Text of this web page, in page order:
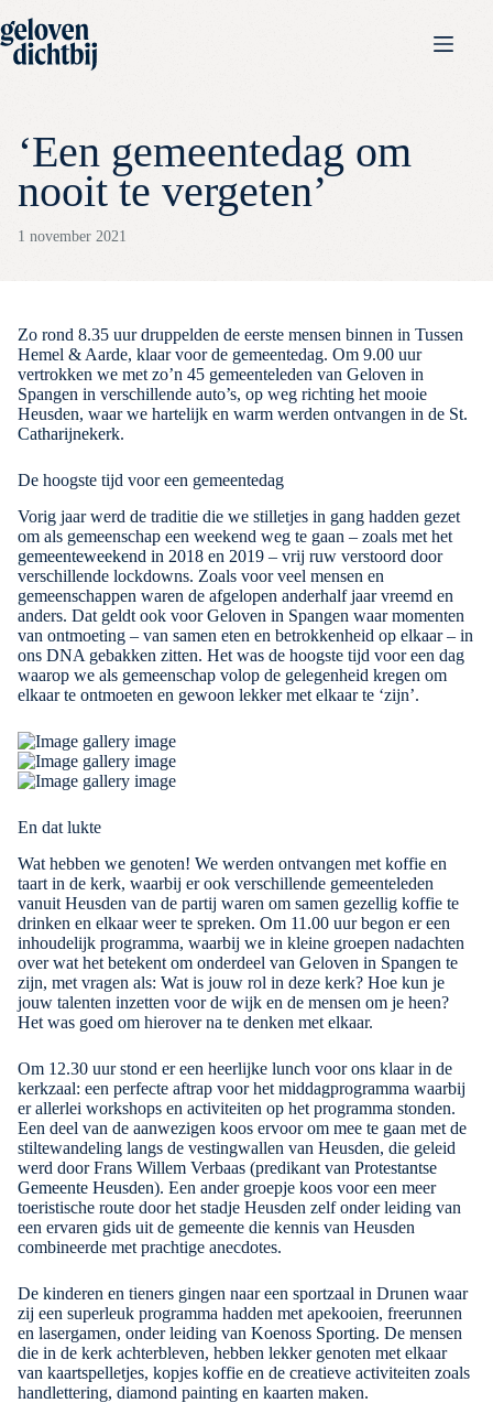
‘Een gemeentedag om
nooit te vergeten’
1 november 2021
Zo rond 8.35 uur druppelden de eerste mensen binnen in Tussen
Hemel & Aarde, klaar voor de gemeentedag. Om 9.00 uur
vertrokken we met zo’n 45 gemeenteleden van Geloven in
Spangen in verschillende auto’s, op weg richting het mooie
Heusden, waar we hartelijk en warm werden ontvangen in de St.
Catharijnekerk.
De hoogste tijd voor een gemeentedag
Vorig jaar werd de traditie die we stilletjes in gang hadden gezet
om als gemeenschap een weekend weg te gaan – zoals met het
gemeenteweekend in 2018 en 2019 – vrij ruw verstoord door
verschillende lockdowns. Zoals voor veel mensen en
gemeenschappen waren de afgelopen anderhalf jaar vreemd en
anders. Dat geldt ook voor Geloven in Spangen waar momenten
van ontmoeting – van samen eten en betrokkenheid op elkaar – in
ons DNA gebakken zitten. Het was de hoogste tijd voor een dag
waarop we als gemeenschap volop de gelegenheid kregen om
elkaar te ontmoeten en gewoon lekker met elkaar te ‘zijn’.
En dat lukte
Wat hebben we genoten! We werden ontvangen met koffie en
taart in de kerk, waarbij er ook verschillende gemeenteleden
vanuit Heusden van de partij waren om samen gezellig koffie te
drinken en elkaar weer te spreken. Om 11.00 uur begon er een
inhoudelijk programma, waarbij we in kleine groepen nadachten
over wat het betekent om onderdeel van Geloven in Spangen te
zijn, met vragen als: Wat is jouw rol in deze kerk? Hoe kun je
jouw talenten inzetten voor de wijk en de mensen om je heen?
Het was goed om hierover na te denken met elkaar.
Om 12.30 uur stond er een heerlijke lunch voor ons klaar in de
kerkzaal: een perfecte aftrap voor het middagprogramma waarbij
er allerlei workshops en activiteiten op het programma stonden.
Een deel van de aanwezigen koos ervoor om mee te gaan met de
stiltewandeling langs de vestingwallen van Heusden, die geleid
werd door Frans Willem Verbaas (predikant van Protestantse
Gemeente Heusden). Een ander groepje koos voor een meer
toeristische route door het stadje Heusden zelf onder leiding van
een ervaren gids uit de gemeente die kennis van Heusden
combineerde met prachtige anecdotes.
De kinderen en tieners gingen naar een sportzaal in Drunen waar
zij een superleuk programma hadden met apekooien, freerunnen
en lasergamen, onder leiding van Koenoss Sporting. De mensen
die in de kerk achterbleven, hebben lekker genoten met elkaar
van kaartspelletjes, kopjes koffie en de creatieve activiteiten zoals
handlettering, diamond painting en kaarten maken.